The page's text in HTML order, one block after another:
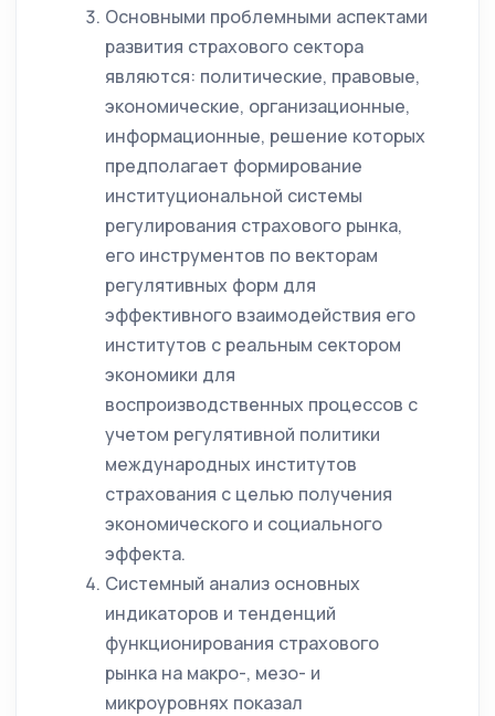
Основными проблемными аспектами
развития страхового сектора
являются: политические, правовые,
экономические, организационные,
информационные, решение которых
предполагает формирование
институциональной системы
регулирования страхового рынка,
его инструментов по векторам
регулятивных форм для
эффективного взаимодействия его
институтов с реальным сектором
экономики для
воспроизводственных процессов с
учетом регулятивной политики
международных институтов
страхования с целью получения
экономического и социального
эффекта.
Системный анализ основных
индикаторов и тенденций
функционирования страхового
рынка на макро-, мезо- и
микроуровнях показал